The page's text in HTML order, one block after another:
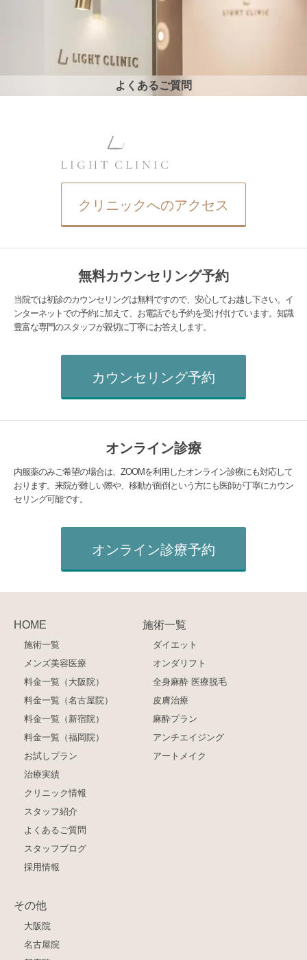
よくあるご質問
クリニックへのアクセス
無料カウンセリング予約
当院では初診のカウンセリングは無料ですので、安心してお越し下さい。イ
ンターネットでの予約に加えて、お電話でも予約を受け付けています。知識
豊富な専門のスタッフが親切に丁寧にお答えします。
カウンセリング予約
オンライン診療
内服薬のみご希望の場合は、ZOOMを利用したオンライン診療にも対応して
おります。来院が難しい際や、移動が面倒という方にも医師が丁寧にカウン
セリング可能です。
オンライン診療予約
HOME
施術一覧
メンズ美容医療
料金一覧（大阪院）
料金一覧（名古屋院）
料金一覧（新宿院）
料金一覧（福岡院）
お試しプラン
治療実績
クリニック情報
スタッフ紹介
よくあるご質問
スタッフブログ
採用情報
施術一覧
ダイエット
オンダリフト
全身麻酔 医療脱毛
皮膚治療
麻酔プラン
アンチエイジング
アートメイク
その他
大阪院
名古屋院